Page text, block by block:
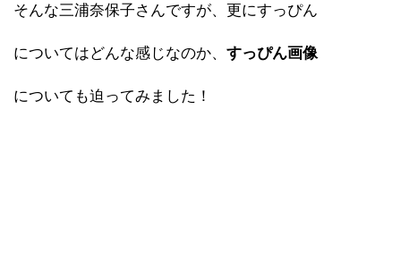
そんな三浦奈保子さんですが、更にすっぴん
についてはどんな感じなのか、 すっぴん画像
についても迫ってみました！